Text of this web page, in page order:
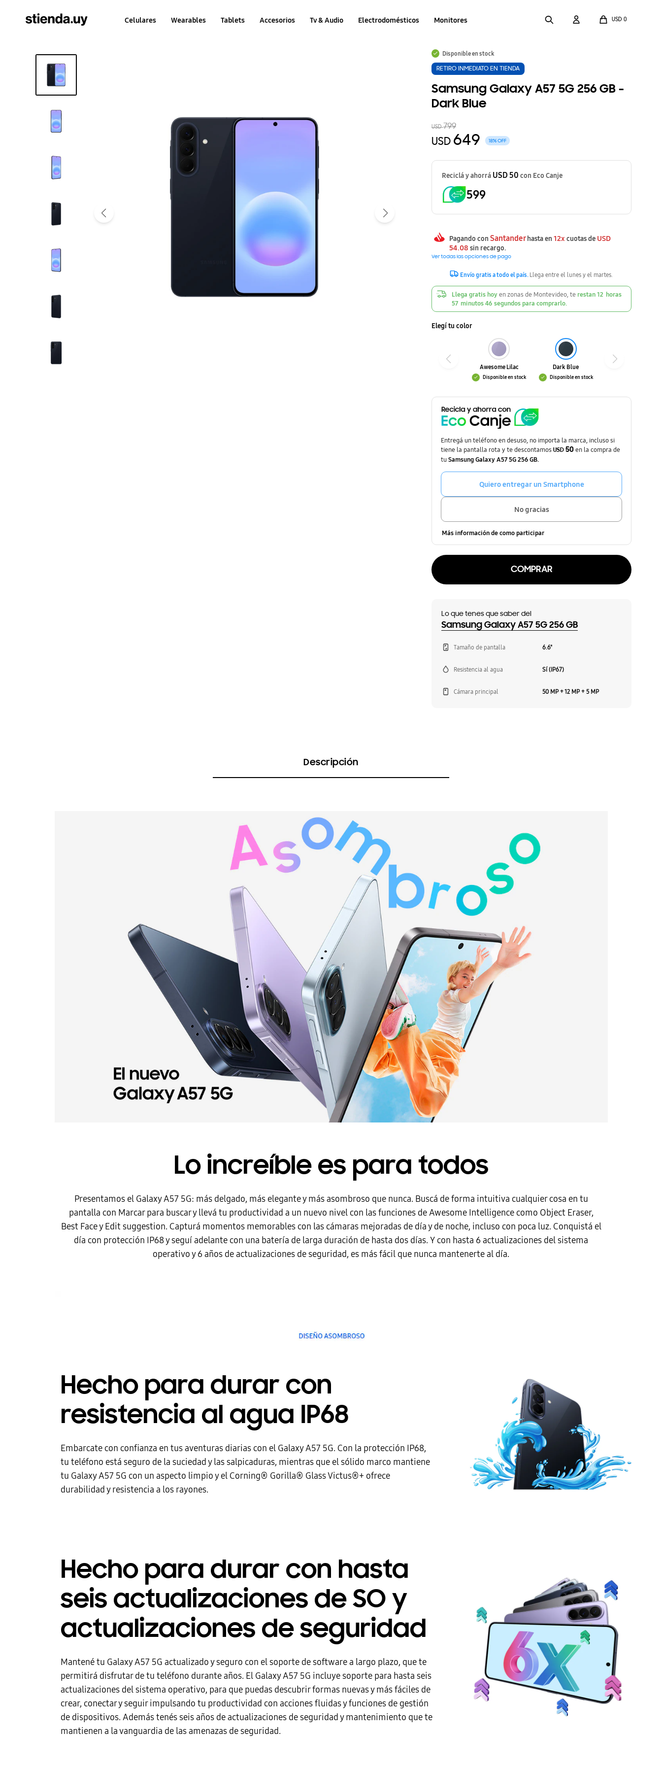
Celulares Wearables Tablets Accesorios Tv & Audio Electrodomésticos Monitores USD 0
Disponible en stock
RETIRO INMEDIATO EN TIENDA
Samsung Galaxy A57 5G 256 GB -
Dark Blue
USD 799
USD 649 18
Reciclá y ahorrá USD 50 con Eco Canje
599
Pagando con Santander hasta en 12x cuotas de USD
54.08 sin recargo.
Ver todas las opciones de pago
Envío gratis a todo el país. Llega entre el lunes y el martes.
Llega gratis hoyen zonas de Montevideo, te restan12 horas
57 minutos45 segundos para comprarlo.
Elegí tu color
Awesome Lilac
Disponible en stock
Dark Blue
Disponible en stock
Entregá un teléfono en desuso, no importa la marca, incluso si
tiene la pantalla rota y te descontamos USD 50en la compra de
tu Samsung Galaxy A57 5G 256 GB.
Quiero entregar un Smartphone
No gracias
Más información de como participar
COMPRAR
Lo que tenes que saber del
Samsung Galaxy A57 5G 256 GB
Tamaño de pantalla 6.6"
Resistencia al agua Sí (IP67)
Cámara principal 50 MP + 12 MP + 5 MP
Descripción
Lo increíble es para todos
Presentamos el Galaxy A57 5G: más delgado, más elegante y más asombroso que nunca. Buscá de forma intuitiva cualquier cosa en tu
pantalla con Marcar para buscar y llevá tu productividad a un nuevo nivel con las funciones de Awesome Intelligence como Object Eraser,
Best Face y Edit suggestion. Capturá momentos memorables con las cámaras mejoradas de día y de noche, incluso con poca luz. Conquistá el
día con protección IP68 y seguí adelante con una batería de larga duración de hasta dos días. Y con hasta 6 actualizaciones del sistema
operativo y 6 años de actualizaciones de seguridad, es más fácil que nunca mantenerte al día.
Hecho para durar con
resistencia al agua IP68
Embarcate con confianza en tus aventuras diarias con el Galaxy A57 5G. Con la protección IP68,
tu teléfono está seguro de la suciedad y las salpicaduras, mientras que el sólido marco mantiene
tu Galaxy A57 5G con un aspecto limpio y el Corning® Gorilla® Glass Victus®+ ofrece
durabilidad y resistencia a los rayones.
Hecho para durar con hasta
seis actualizaciones de SO y
actualizaciones de seguridad
Mantené tu Galaxy A57 5G actualizado y seguro con el soporte de software a largo plazo, que te
permitirá disfrutar de tu teléfono durante años. El Galaxy A57 5G incluye soporte para hasta seis
actualizaciones del sistema operativo, para que puedas descubrir formas nuevas y más fáciles de
crear, conectar y seguir impulsando tu productividad con acciones fluidas y funciones de gestión
de dispositivos. Además tenés seis años de actualizaciones de seguridad y mantenimiento que te
mantienen a la vanguardia de las amenazas de seguridad.